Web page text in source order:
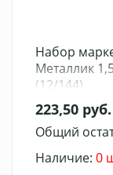
Набор
Металлик
(12/144)
223,50 руб.
Общий
Наличие: 0